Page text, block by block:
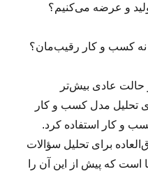
حالت عادی بیش‌تر
تحلیل مدل کسب و کار
و کار استفاده کرد.
برای تحلیل سؤالات
که پیش از این آن را